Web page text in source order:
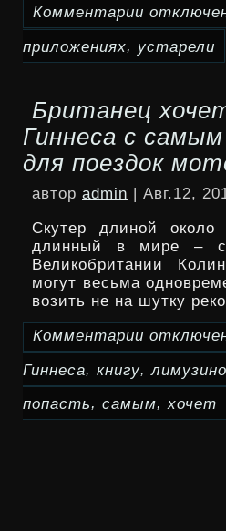
именно
специальное
Samsung
Комментарии
записи
Android
и
приложениях
приложениях, устарели
Британец
Гиннеса с
для поездок
автор admin | Авг.12,
Скутер длиной
длинный в мире –
Великобритании
могут весьма
возить не на шутку
Комментарии
записи
Британец
Гиннеса, книгу,
попасть, самым, хочет